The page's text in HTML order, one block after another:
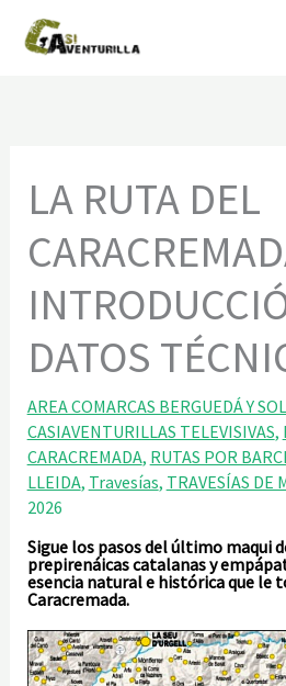
contenido
LA RUTA DEL
DATOS
AREA COMARCAS BERGUEDÁ Y
CASIAVENTURILLAS TELEVISIVAS,
CARACREMADA, RUTAS POR
LLEIDA, Travesías, TRAVESÍAS DE
2026
Sigue los pasos del último maqui
prepirenáicas catalanas y
esencia natural e histórica que le
Caracremada.